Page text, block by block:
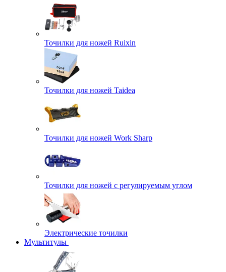
Точилки для ножей Ruixin
Точилки для ножей Taidea
Точилки для ножей Work Sharp
Точилки для ножей с регулируемым углом
Электрические точилки
Мультитулы